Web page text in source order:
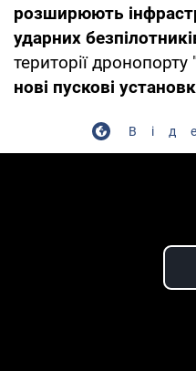
розширюють
ударних
території
нові пускові